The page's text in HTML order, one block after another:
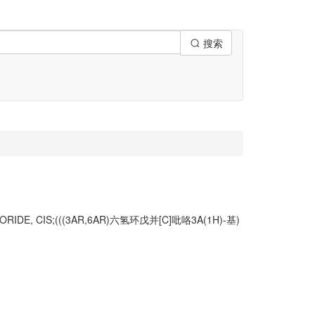
搜索
CIS;(((3AR,6AR)六氢环戊并[C]吡咯3A(1H)-基)